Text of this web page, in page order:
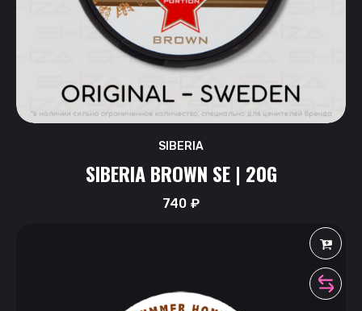
SIBERIA
SIBERIA BROWN SE | 20G
740₽